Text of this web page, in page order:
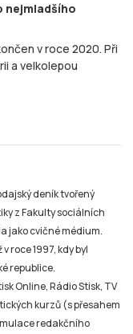
nejmladšího
v roce 2020. Při
a velkolepou
deník tvořený
z Fakulty sociálních
jako cvičné médium.
roce 1997, kdy byl
republice.
Online, Rádio Stisk, TV
kurzů (s přesahem
redakčního